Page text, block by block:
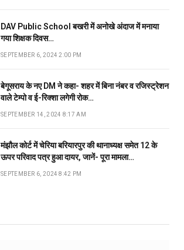
DAV Public School बखरी में अनोखे अंदाज में मनाया
गया शिक्षक दिवस…
SEPTEMBER 6, 2024 2:00 PM
बेगूसराय के नए DM ने कहा- शहर में बिना नंबर व रजिस्ट्रेशन
वाले टेम्पो व ई-रिक्शा लगेगी रोक…
SEPTEMBER 14, 2024 8:17 AM
मंझौल कोर्ट में चेरिया बरियारपुर की थानाध्यक्ष समेत 12 के
ऊपर परिवाद पत्र हुआ दायर, जानें- पूरा मामला…
SEPTEMBER 6, 2024 8:42 PM